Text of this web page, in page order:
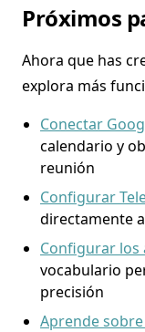
Próximos
Ahora que has
explora más
Conectar
calendario y
reunión
Configurar
directamente
Configurar los
vocabulario
precisión
Aprende